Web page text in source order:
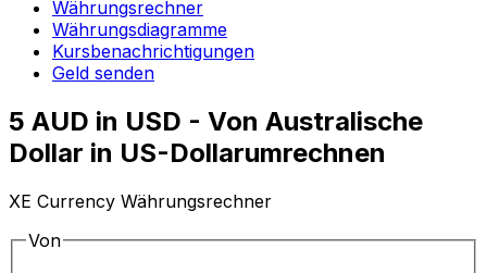
Währungsrechner
Währungsdiagramme
Kursbenachrichtigungen
Geld senden
5 AUD in USD - Von Australische
Dollar in US-Dollarumrechnen
XE Currency Währungsrechner
Von